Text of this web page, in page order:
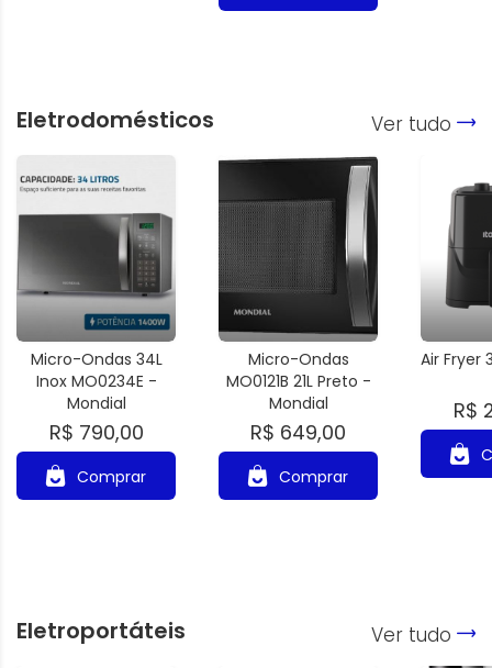
Eletrodomésticos Ver tudo
Micro-Ondas 34L
Inox MO0234E -
Mondial
R$ 790,00
Comprar
Micro-Ondas
MO0121B 21L Preto -
Mondial
R$ 649,00
Comprar
Air Fryer
R$
Eletroportáteis Ver tudo